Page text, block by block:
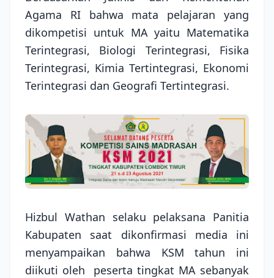
Agama RI bahwa mata pelajaran yang
dikompetisi untuk MA yaitu Matematika
Terintegrasi, Biologi Terintegrasi, Fisika
Terintegrasi, Kimia Tertintegrasi, Ekonomi
Terintegrasi dan Geografi Tertintegrasi.
Hizbul Wathan selaku pelaksana Panitia
Kabupaten saat dikonfirmasi media ini
menyampaikan bahwa KSM tahun ini
diikuti oleh
peserta tingkat MA sebanyak